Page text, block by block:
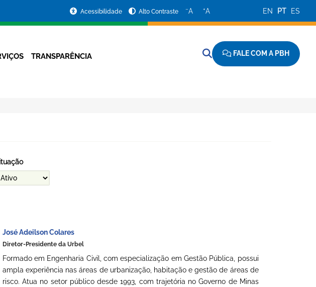
Acessibilidade Alto Contraste −A +A EN PT ES
TRANSPARÊNCIA FALE COM A PBH
José Adeilson Colares
Diretor-Presidente da Urbel
Formado em Engenharia Civil, com especialização em Gestão Pública, possui
ampla experiência nas áreas de urbanização, habitação e gestão de áreas de
risco. Atua no setor público desde 1993, com trajetória no Governo de Minas